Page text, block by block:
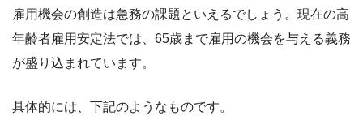
雇用機会の創造は急務の課題といえるでしょう。現在の高
年齢者雇用安定法では、65歳まで雇用の機会を与える義務
が盛り込まれています。
具体的には、下記のようなものです。